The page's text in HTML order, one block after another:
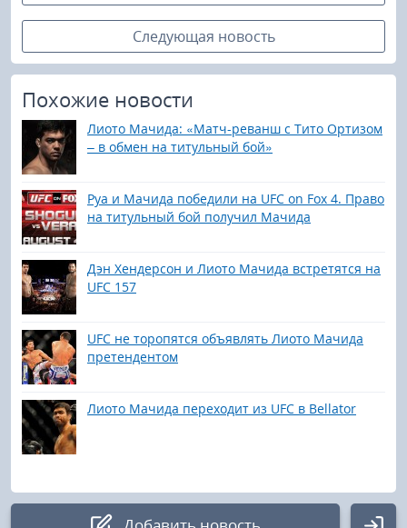
Следующая новость
Похожие новости
Лиото Мачида: «Матч-реванш с Тито Ортизом
– в обмен на титульный бой»
Руа и Мачида победили на UFC on Fox 4. Право
на титульный бой получил Мачида
Дэн Хендерсон и Лиото Мачида встретятся на
UFC 157
UFC не торопятся объявлять Лиото Мачида
претендентом
Лиото Мачида переходит из UFC в Bellator